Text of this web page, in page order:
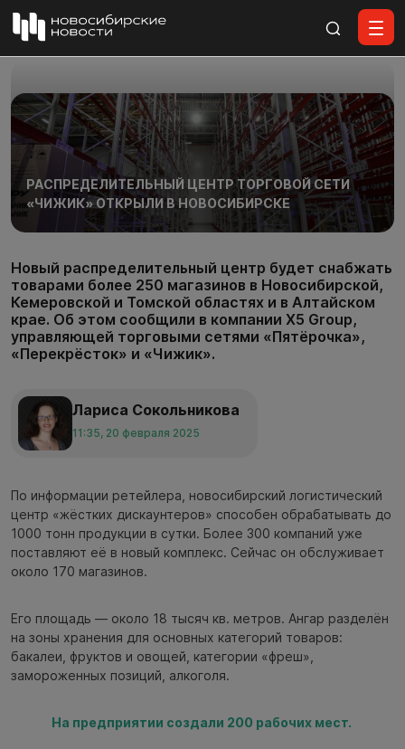
РАСПРЕДЕЛИТЕЛЬНЫЙ ЦЕНТР ТОРГОВОЙ СЕТИ
«ЧИЖИК» ОТКРЫЛИ В НОВОСИБИРСКЕ
Новый распределительный центр будет снабжать
товарами более 250 магазинов в Новосибирской,
Кемеровской и Томской областях и в Алтайском
крае. Об этом сообщили в компании X5 Group,
управляющей торговыми сетями «Пятёрочка»,
«Перекрёсток» и «Чижик».
Лариса Сокольникова
11:35, 20 февраля 2025
По информации ретейлера, новосибирский логистический
центр «жёстких дискаунтеров» способен обрабатывать до
1000 тонн продукции в сутки. Более 300 компаний уже
поставляют её в новый комплекс. Сейчас он обслуживает
около 170 магазинов.
Его площадь — около 18 тысяч кв. метров. Ангар разделён
на зоны хранения для основных категорий товаров:
бакалеи, фруктов и овощей, категории «фреш»,
замороженных позиций, алкоголя.
На предприятии создали 200 рабочих мест. ⁠